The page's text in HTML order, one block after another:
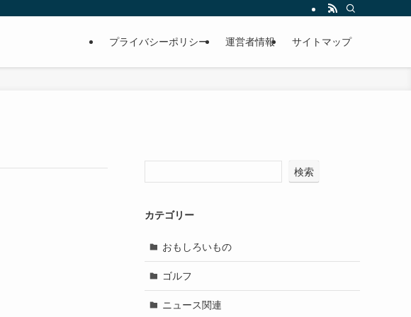
プライバシーポリシー 運営者情報 サイトマップ
検索
カテゴリー
おもしろいもの
ゴルフ
ニュース関連